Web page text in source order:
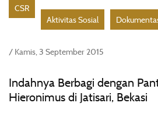
CSR
Aktivitas Sosial
/ Kamis, 3 September 2015
Indahnya Berbagi dengan
Hieronimus di Jatisari, Bekasi